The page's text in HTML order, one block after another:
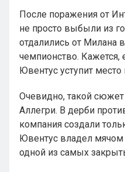
После поражения от
не просто выбыли из
отдалились от Милана
чемпионство. Кажется,
Ювентус уступит
Очевидно, такой
Аллегри. В дерби
компания создали
Ювентус владел
одной из самых